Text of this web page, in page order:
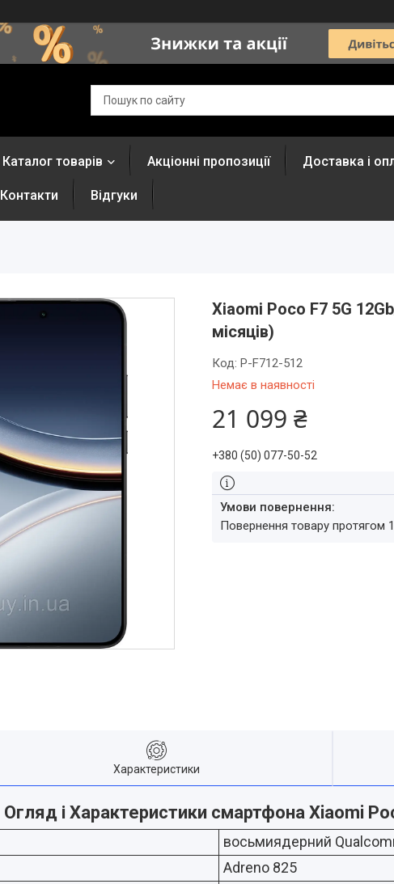
Каталог товарів Акціонні пропозиції Доставка і
Контакти Відгуки
Xiaomi Poco F7 5G
місяців)
Немає в наявності
Код: P-F712-512
21 099 ₴
+380 (50) 077-50-52
повернення товару протягом
Характеристики
Oгляд і Характеристики смартфона Xiaomi
восьмиядерний
Adreno 825